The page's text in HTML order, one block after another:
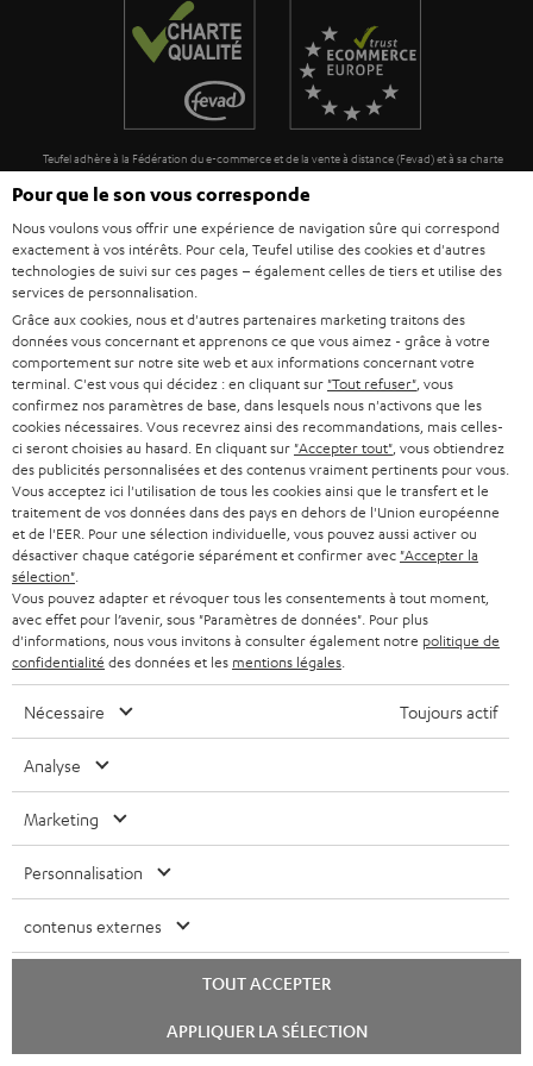
o
n
e
Teufel adhère à la Fédération du e-commerce et de la vente à distance (Fevad) et à sa charte
Le Blog Teufel
Technologies audio, modes, conseils & astuces
Teufel Support
Questions fréquemment posées
RETOURS
TRACKING
Localisateur de magasins
Découvrez nos produits de près et venez au magasin pour
des conseils personnalisés.
JUSQU'À -
45 €
Choisissez votre bon d'achat !
Inscrivez-vous à la newsletter et recevez jusqu'à
chat
Pour que le son vous corresponde
Nous voulons vous offrir une expérience de navigation sûre qui correspond
exactement à vos intérêts. Pour cela, Teufel utilise des cookies et d'autres
technologies de suivi sur ces pages – également celles de tiers et utilise des
services de personnalisation.
Grâce aux cookies, nous et d'autres partenaires marketing traitons des
données vous concernant et apprenons ce que vous aimez - grâce à votre
comportement sur notre site web et aux informations concernant votre
terminal. C'est vous qui décidez : en cliquant sur "Tout refuser" , vous
confirmez nos paramètres de base, dans lesquels nous n'activons que les
cookies nécessaires. Vous recevrez ainsi des recommandations, mais celles-
ci seront choisies au hasard. En cliquant sur "Accepter tout" , vous obtiendrez
des publicités personnalisées et des contenus vraiment pertinents pour vous.
Vous acceptez ici l'utilisation de tous les cookies ainsi que le transfert et le
traitement de vos données dans des pays en dehors de l'Union européenne
et de l'EER. Pour une sélection individuelle, vous pouvez aussi activer ou
désactiver chaque catégorie séparément et confirmer avec "Accepter la
sélection"
Vous pouvez adapter et révoquer tous les consentements à tout moment,
avec effet pour l’avenir, sous "Paramètres de données". Pour plus
d'informations, nous vous invitons à consulter également notre politique de
confidentialité des données et les mentions légales
Nécessaire Toujours actif
Analyse
Marketing
Personnalisation
contenus externes
TOUT ACCEPTER
APPLIQUER LA SÉLECTION